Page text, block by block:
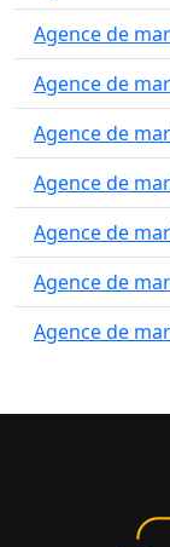
Agence de
Agence de
Agence de
Agence de
Agence de
Agence de
Agence de